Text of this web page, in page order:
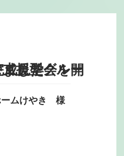
プホーム完成見学会を開催しました
ームけやき 様